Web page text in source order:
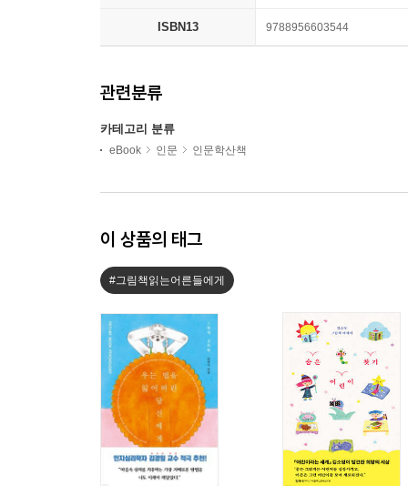
ISBN13 9788956603544
관련분류
카테고리 분류
eBook 인문 인문학산책
이 상품의 태그
#그림책읽는어른들에게